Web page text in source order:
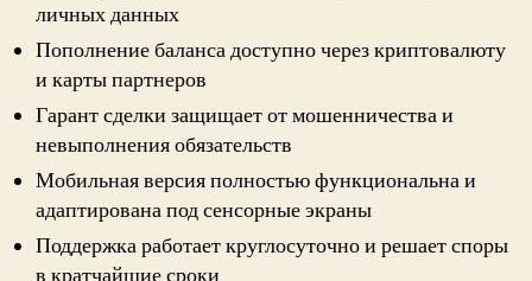
личных данных
Пополнение баланса доступно через криптовалюту
и карты партнеров
Гарант сделки защищает от мошенничества и
невыполнения обязательств
Мобильная версия полностью функциональна и
адаптирована под сенсорные экраны
Поддержка работает круглосуточно и решает споры